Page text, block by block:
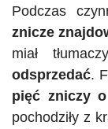
Podczas
znicze
miał
odsprzedać.
pięć zniczy
pochodziły z